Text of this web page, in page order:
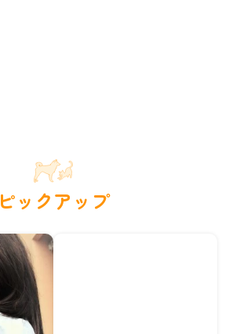
ピックアップ